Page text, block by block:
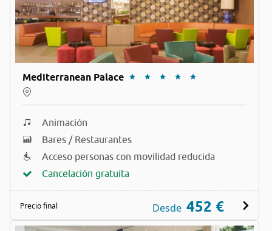
Mediterranean Palace
Animación
Bares / Restaurantes
Acceso personas con movilidad reducida
Cancelación gratuita
Precio final Desde 452 €